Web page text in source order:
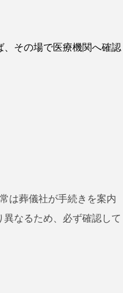
その場で医療機関へ確認
は葬儀社が手続きを案内
なるため、必ず確認して